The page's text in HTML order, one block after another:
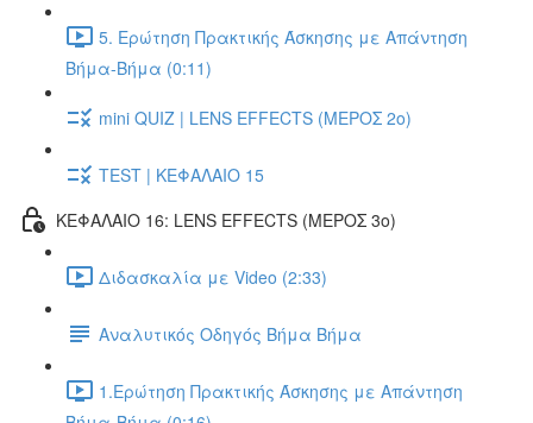
5. Ερώτηση Πρακτικής Άσκησης με Απάντηση
Βήμα-Βήμα (0:11)
mini QUIZ | LENS EFFECTS (ΜΕΡΟΣ 2o)
TEST | ΚΕΦΑΛΑΙΟ 15
ΚΕΦΑΛΑΙΟ 16: LENS EFFECTS (ΜΕΡΟΣ 3o)
Διδασκαλία με Video (2:33)
Αναλυτικός Οδηγός Βήμα Βήμα
1.Ερώτηση Πρακτικής Άσκησης με Απάντηση